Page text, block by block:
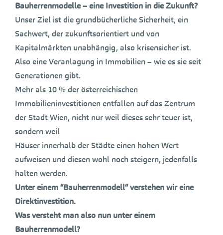
Bauherrenmodelle – eine Investition in die Zukunft?
Unser Ziel ist die grundbücherliche Sicherheit, ein
Sachwert, der zukunftsorientiert und von
Kapitalmärkten unabhängig, also krisensicher ist.
Also eine Veranlagung in Immobilien – wie es sie seit
Generationen gibt.
Mehr als 10 % der österreichischen
Immobilieninvestitionen entfallen auf das Zentrum
der Stadt Wien, nicht nur weil dieses sehr teuer ist,
sondern weil
Häuser innerhalb der Städte einen hohen Wert
aufweisen und diesen wohl noch steigern, jedenfalls
halten werden.
Unter einem “Bauherrenmodell“ verstehen wir eine
Direktinvestition.
Was versteht man also nun unter einem
Bauherrenmodell?